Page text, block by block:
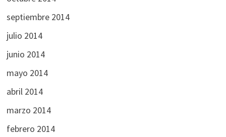
septiembre 2014
julio 2014
junio 2014
mayo 2014
abril 2014
marzo 2014
febrero 2014